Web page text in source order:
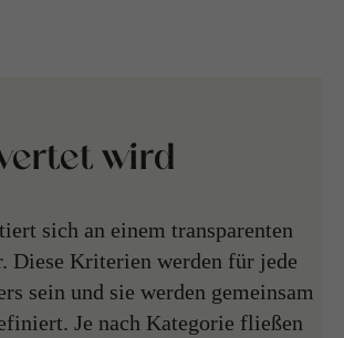
wird
sich an einem transparenten
Diese Kriterien werden für jede
sein und sie werden gemeinsam
Je nach Kategorie fließen